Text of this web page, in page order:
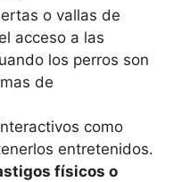
o vallas de
acceso a las
los perros son
de
como
entretenidos.
físicos o